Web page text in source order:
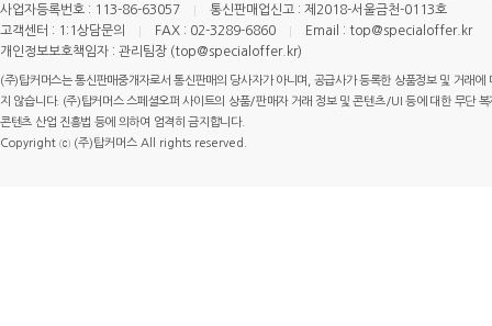
사업자등록번호 : 113-86-63057
통신판매업신고 : 제2018-서울금천-0113호
고객센터 : 1:1상담문의
FAX : 02-3289-6860
Email : top@specialoffer.kr
개인정보보호책임자 : 관리팀장 (top@specialoffer.kr)
(주)탑커머스는 통신판매중개자로서 통신판매의 당사자가 아니며, 공급사가 등록한 상품정보 및 거래
지 않습니다. (주)탑커머스 스페셜오퍼 사이트의 상품/판매자 거래 정보 및 콘텐츠/UI 등에 대한 무단
콘텐츠 산업 진흥법 등에 의하여 엄격히 금지합니다.
Copyright ⓒ (주)탑커머스 All rights reserved.